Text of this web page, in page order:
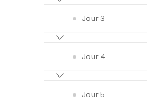
Jour 3
Jour 4
Jour 5